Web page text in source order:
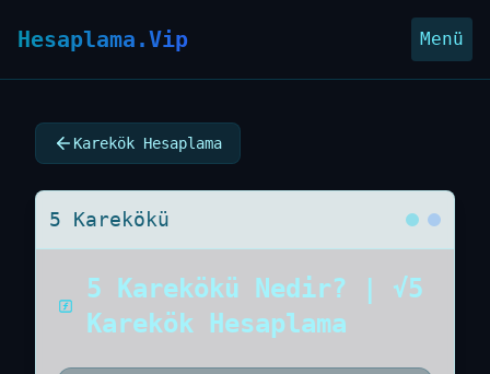
Hesaplama.Vip Menü
Karekök Hesaplama
5 Karekökü
5 Karekökü Nedir? | √5
Karekök Hesaplama